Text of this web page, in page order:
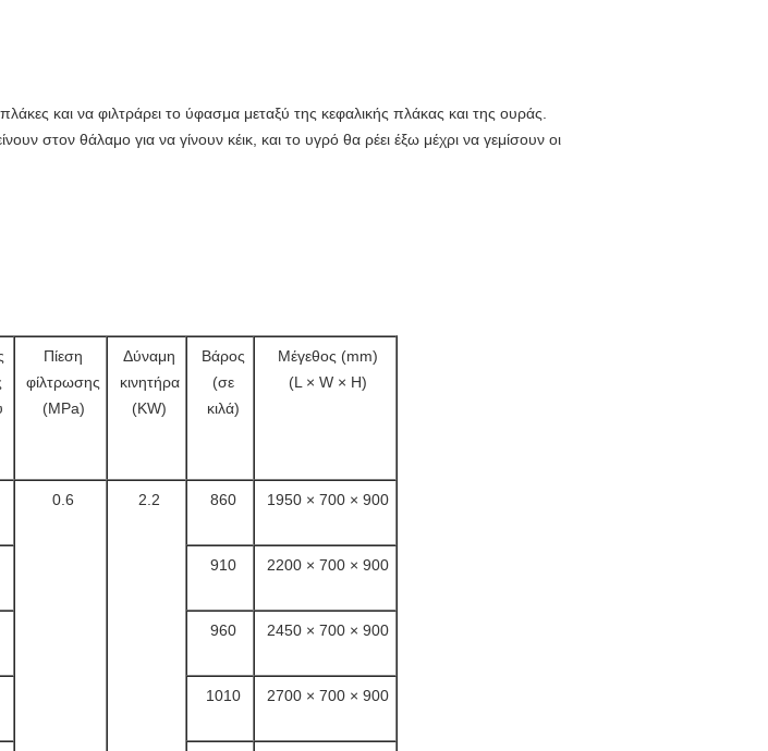
και να φιλτράρει το ύφασμα μεταξύ της κεφαλικής πλάκας και της ουράς.
στον θάλαμο για να γίνουν κέικ, και το υγρό θα ρέει έξω μέχρι να γεμίσουν οι
Πίεση
φίλτρωσης
(MPa)
Δύναμη
κινητήρα
(KW)
Βάρος
(σε
κιλά)
Μέγεθος (mm)
(L × W × H)
0.6 2.2 860 1950 × 700 × 900
910 2200 × 700 × 900
960 2450 × 700 × 900
1010 2700 × 700 × 900